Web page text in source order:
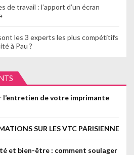
de travail : l’apport d’un écran
les 3 experts les plus compétitifs
à Pau ?
l’entretien de votre imprimante
SUR LES VTC PARISIENNE
et bien-être : comment soulager